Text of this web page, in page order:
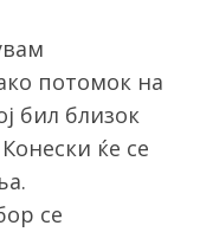
потомок на
бил близок
ќе се
се